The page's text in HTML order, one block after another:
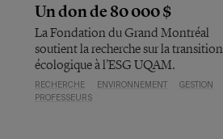
Un don de 80 000 $
La Fondation du Grand Montréal
soutient la recherche sur la transition
écologique à l’ESG UQAM.
RECHERCHE ENVIRONNEMENT
GESTION
PROFESSEURS